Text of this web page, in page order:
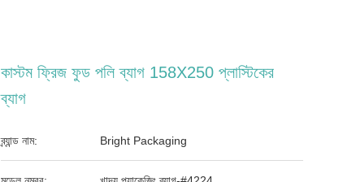
কাস্টম ফ্রিজ ফুড পলি ব্যাগ 158X250 প্লাস্টিকের
ব্যাগ
ব্র্যান্ড নাম: Bright Packaging